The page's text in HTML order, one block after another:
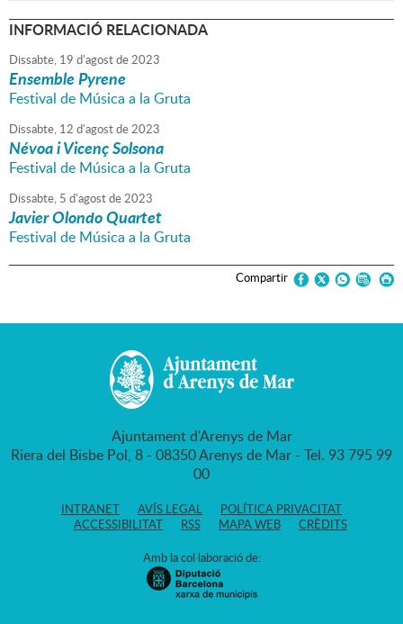
INFORMACIÓ RELACIONADA
Dissabte, 19 d'agostde2023
Ensemble Pyrene
Festival de Música a la Gruta
Dissabte, 12 d'agostde2023
Névoa i Vicenç Solsona
Festival de Música a la Gruta
Dissabte, 5 d'agostde2023
Javier Olondo Quartet
Festival de Música a la Gruta
Compartir
Ajuntament d'Arenys de Mar
Riera del Bisbe Pol, 8 - 08350 Arenys de Mar - Tel. 93 795 99
00
INTRANET AVÍS LEGAL
POLÍTICA PRIVACITAT
ACCESSIBILITAT
RSS MAPA WEB CRÈDITS
Amb la col·laboració de: